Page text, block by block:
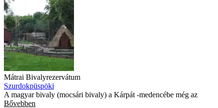
Mátrai Bivalyrezervátum
Szurdokpüspöki
A magyar bivaly (mocsári bivaly) a Kárpát -medencébe még az
Bővebben